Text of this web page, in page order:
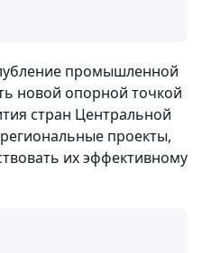
промышленной
новой опорной точкой
стран Центральной
проекты,
их эффективному